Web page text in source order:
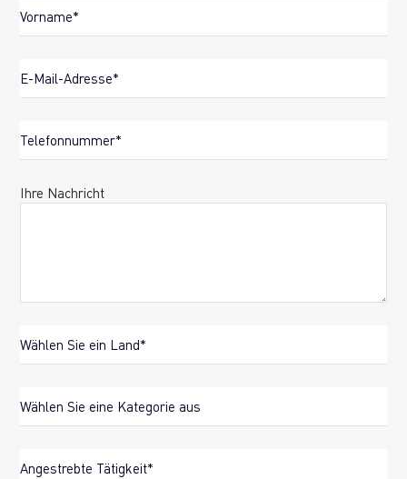
Ihre Nachricht